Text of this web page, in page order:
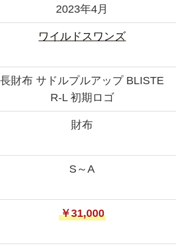
2023年4月
ワイルドスワンズ
長財布 サドルプルアップ BLISTE
R-L 初期ロゴ
財布
S～A
￥31,000